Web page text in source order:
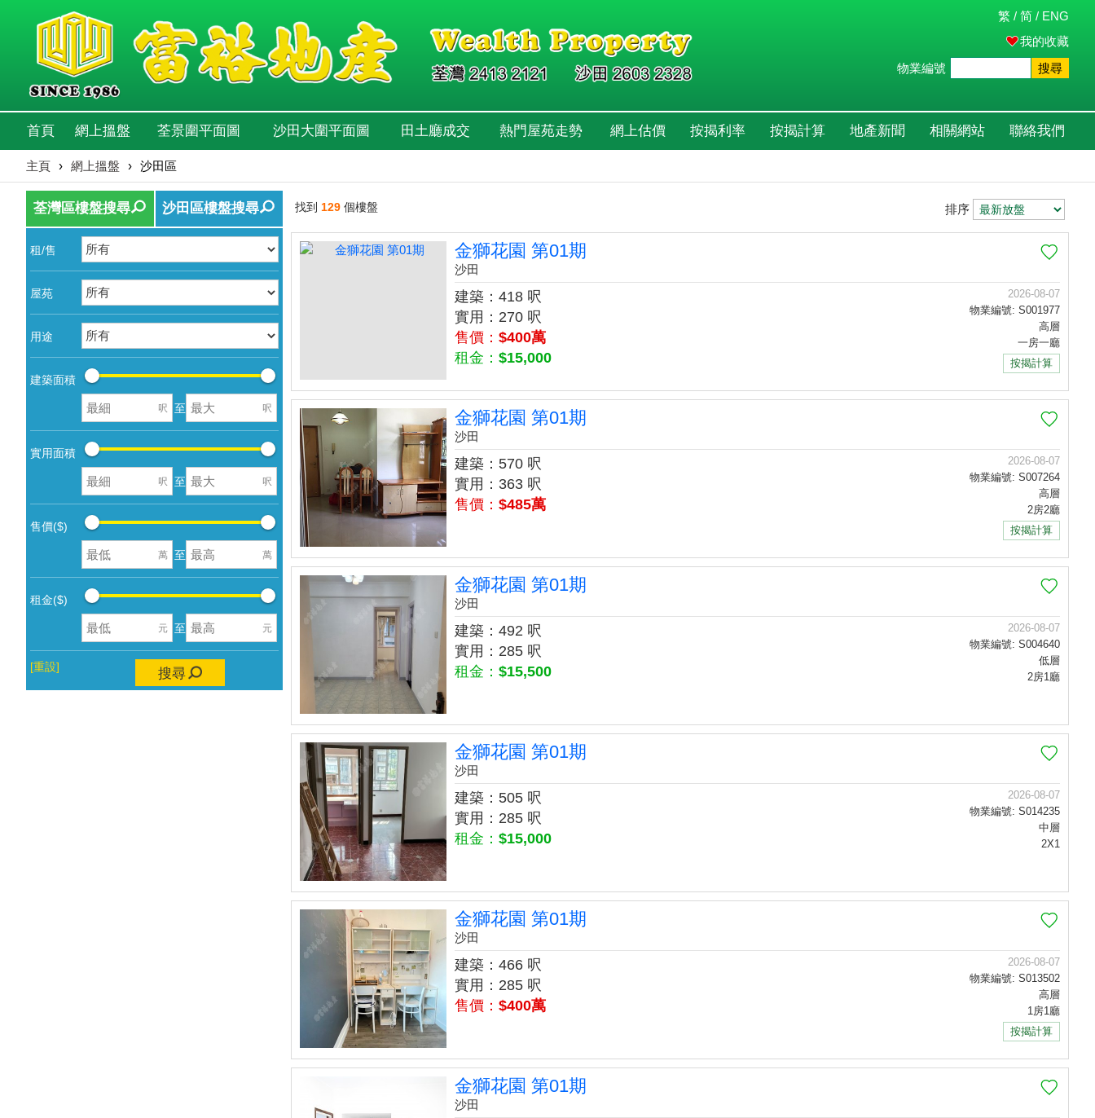
繁 / 简 / ENG
我的收藏
物業編號
搜尋
首頁 網上搵盤 荃景圍平面圖 沙田大圍平面圖 田土廳成交 熱門屋苑走勢 網上估價 按揭利率 按揭計算 地產新聞 相關網站 聯絡我們
主頁 › 網上搵盤 › 沙田區
荃灣區樓盤搜尋 沙田區樓盤搜尋
租/售
屋苑
用途
建築面積
呎 至 呎
實用面積
呎 至 呎
售價($)
萬 至 萬
租金($)
元 至 元
[重設] 搜尋
找到 129 個樓盤 排序
金獅花園 第01期
沙田
2026-08-07
物業編號: S001977
高層
一房一廳
按揭計算
建築：418 呎
實用：270 呎
售價： $400萬
租金： $15,000
金獅花園 第01期
沙田
2026-08-07
物業編號: S007264
高層
2房2廳
按揭計算
建築：570 呎
實用：363 呎
售價： $485萬
金獅花園 第01期
沙田
2026-08-07
物業編號: S004640
低層
2房1廳
建築：492 呎
實用：285 呎
租金： $15,500
金獅花園 第01期
沙田
2026-08-07
物業編號: S014235
中層
2X1
建築：505 呎
實用：285 呎
租金： $15,000
金獅花園 第01期
沙田
2026-08-07
物業編號: S013502
高層
1房1廳
按揭計算
建築：466 呎
實用：285 呎
售價： $400萬
金獅花園 第01期
沙田